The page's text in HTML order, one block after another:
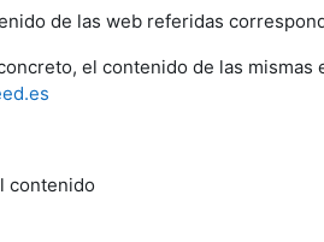
de las web referidas
el contenido de las
contenido